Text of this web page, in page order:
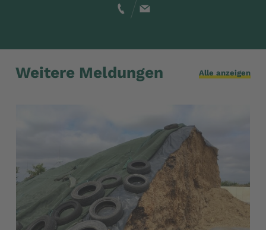
Weitere Meldungen Alle anzeigen